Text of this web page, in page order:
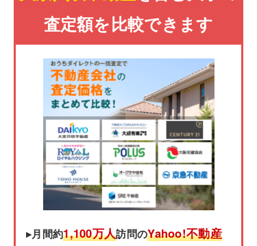
査定額を比較できます
▸月間約1,100万人訪問のYahoo!不動産